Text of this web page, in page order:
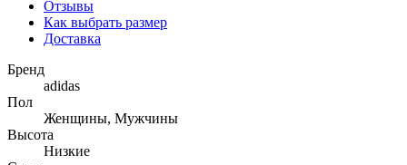
Отзывы
Как выбрать размер
Доставка
Бренд
adidas
Пол
Женщины, Мужчины
Высота
Низкие